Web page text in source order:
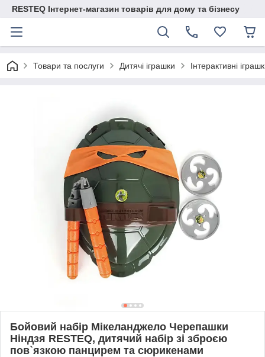
RESTEQ Інтернет-магазин товарів для дому та бізнесу
Товари та послуги Дитячі іграшки Інтерактивні
Бойовий набір Мікеланджело Черепашки
Ніндзя RESTEQ, дитячий набір зі зброєю
пов`язкою панцирем та сюрикенами